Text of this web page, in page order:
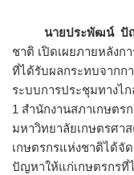
นายประพัฒน์ ปัญ
ชาติ เปิดเผยภายหลัง
ที่ได้รับผลกระทบจากก
ระบบการประชุมทางไ
1 สำนักงานสภาเกษต
มหาวิทยาลัยเกษตรศา
เกษตรกรแห่งชาติได้จั
ปัญหาให้แก่เกษตรกรที่